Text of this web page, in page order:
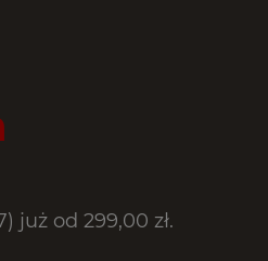
już od 299,00 zł.